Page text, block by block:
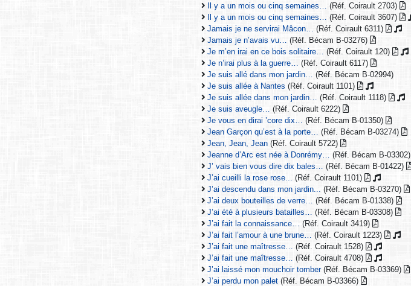
Il y a un mois ou cinq semaines…
(Réf. Coirault 2703)
Il y a un mois ou cinq semaines…
(Réf. Coirault 3607)
Jamais je ne servirai Mâcon…
(Réf. Coirault 6311)
Jamais je n’avais vu…
(Réf. Bécam B-03276)
Je m’en irai en ce bois solitaire…
(Réf. Coirault 120)
Je n’irai plus à la guerre…
(Réf. Coirault 6117)
Je suis allé dans mon jardin…
(Réf. Bécam B-02994)
Je suis allée à Nantes (Réf. Coirault 1101)
Je suis allée dans mon jardin…
(Réf. Coirault 1118)
Je suis aveugle…
(Réf. Coirault 6222)
Je vous en dirai ’core dix…
(Réf. Bécam B-01350)
Jean Garçon qu’est à la porte…
(Réf. Bécam B-03274)
Jean, Jean, Jean (Réf. Coirault 5722)
Jeanne d’Arc est née à Donrémy…
(Réf. Bécam B-03302)
J’ vais bien vous dire dix bales…
(Réf. Bécam B-01422)
J’ai cueilli la rose rose...
(Réf. Coirault 1101)
J’ai descendu dans mon jardin...
(Réf. Bécam B-03270)
J’ai deux bouteilles de verre…
(Réf. Bécam B-01338)
J’ai été à plusieurs batailles…
(Réf. Bécam B-03308)
J’ai fait la connaissance…
(Réf. Coirault 3419)
J’ai fait l’amour à une brune…
(Réf. Coirault 1223)
J’ai fait une maîtresse…
(Réf. Coirault 1528)
J’ai fait une maîtresse…
(Réf. Coirault 4708)
J’ai laissé mon mouchoir tomber(Réf. Bécam B-03369)
J’ai perdu mon palet (Réf. Bécam B-03366)